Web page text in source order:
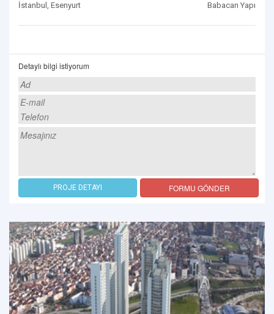
İstanbul, Esenyurt Babacan Yapı
Detaylı bilgi istiyorum
PROJE DETAYI FORMU GÖNDER